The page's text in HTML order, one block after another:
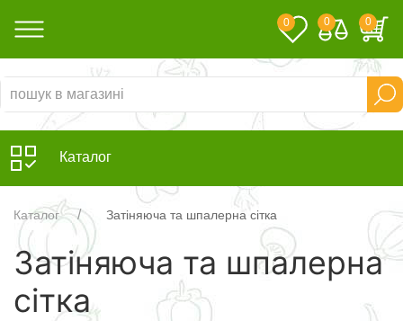
0 0 0
Каталог
Каталог Затіняюча та шпалерна сітка
Затіняюча та шпалерна
сітка